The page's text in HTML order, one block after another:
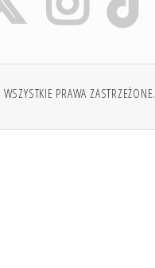
PRAWA ZASTRZEŻONE.